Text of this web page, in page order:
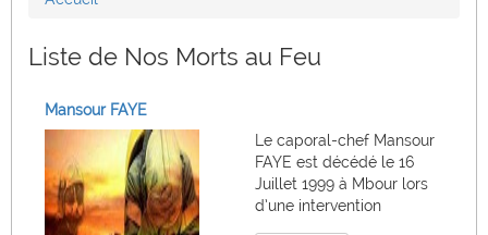
Liste de Nos Morts au Feu
Mansour FAYE
Le caporal-chef Mansour
FAYE est décédé le 16
Juillet 1999 à Mbour lors
d’une intervention